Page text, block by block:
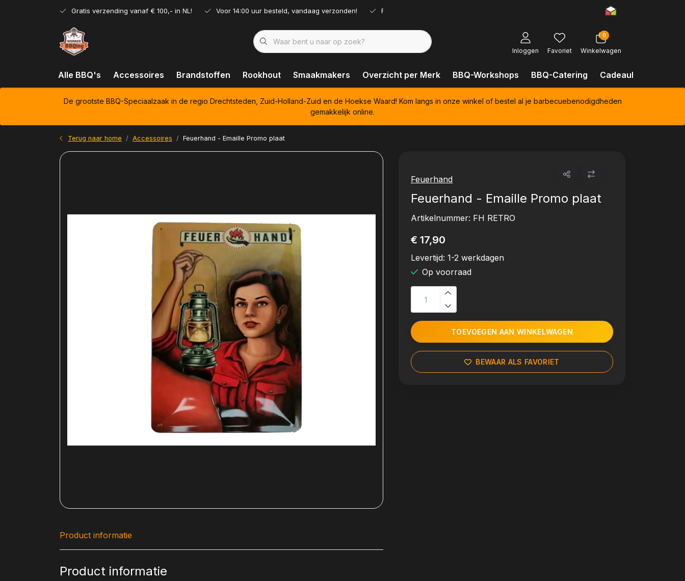
Gratis verzending vanaf € 100,- in NL! Voor 14:00 uur besteld, vandaag verzonden! Ruim assortiment!
Inloggen Favoriet
0
Winkelwagen
Alle BBQ's Accessoires Brandstoffen Rookhout Smaakmakers Overzicht per Merk BBQ-Workshops BBQ-Catering Cadeaubonnen
De grootste BBQ-Speciaalzaak in de regio Drechtsteden, Zuid-Holland-Zuid en de Hoekse Waard! Kom langs in onze winkel of bestel al je barbecuebenodigdheden
gemakkelijk online.
Terug naar home Accessoires Feuerhand - Emaille Promo plaat
Feuerhand
Feuerhand - Emaille Promo plaat
Artikelnummer: FH RETRO
€ 17,90
Levertijd: 1-2 werkdagen
Op voorraad
TOEVOEGEN AAN WINKELWAGEN
BEWAAR ALS FAVORIET
Product informatie
Product informatie